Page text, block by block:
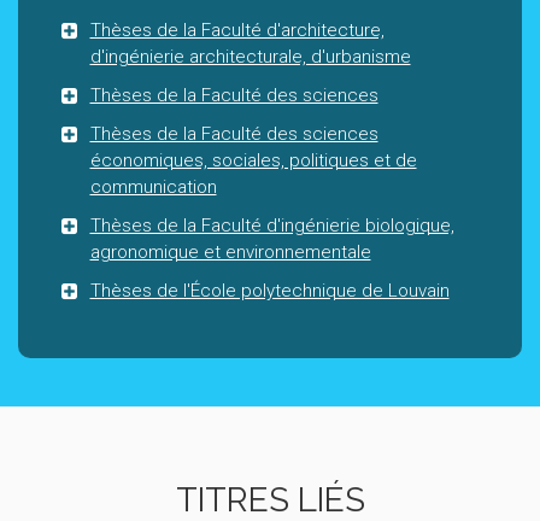
Thèses de la Faculté d'architecture,
d'ingénierie architecturale, d'urbanisme
Thèses de la Faculté des sciences
Thèses de la Faculté des sciences
économiques, sociales, politiques et de
communication
Thèses de la Faculté d'ingénierie biologique,
agronomique et environnementale
Thèses de l'École polytechnique de Louvain
TITRES LIÉS